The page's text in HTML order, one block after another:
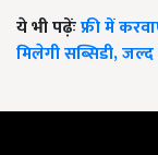
ये भी पढ़ेंःफ्री में
मिलेगी सब्सिडी,